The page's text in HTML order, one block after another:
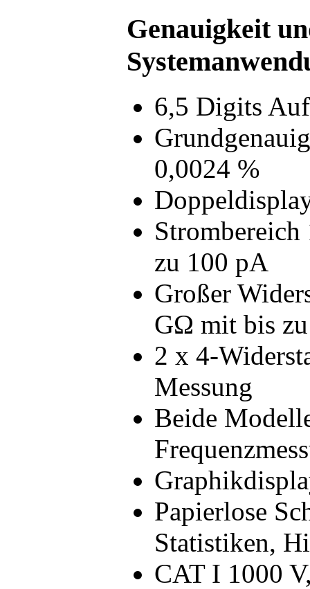
Genauigkeit
6,5 Digits
0,0024 %
zu 100 pA
Großer
GΩ mit bis
2 x 4-
Messung
Beide
Papierlose
Statistiken,
CAT I 1000